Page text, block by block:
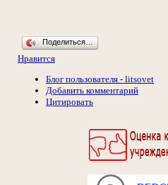
Поделиться…
Нравится
Блог пользователя - litsovet
Добавить комментарий
Цитировать